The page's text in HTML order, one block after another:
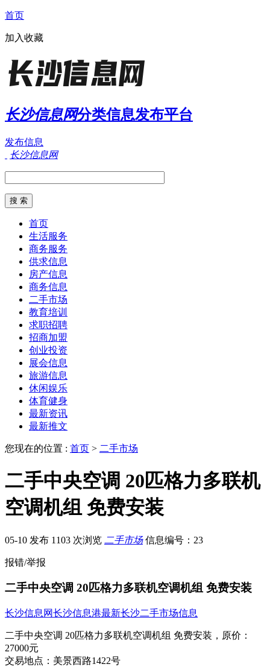
首页
加入收藏
长沙信息网分类信息发布平台
发布信息
长沙信息网
首页
生活服务
商务服务
供求信息
房产信息
商务信息
二手市场
教育培训
求职招聘
招商加盟
创业投资
展会信息
旅游信息
休闲娱乐
体育健身
最新资讯
最新推文
您现在的位置 : 首页 > 二手市场
二手中央空调 20匹格力多联机
空调机组 免费安装
05-10 发布 1103 次浏览 二手市场 信息编号：23
报错/举报
二手中央空调 20匹格力多联机空调机组 免费安装
长沙信息网长沙信息港最新长沙二手市场信息
二手中央空调 20匹格力多联机空调机组 免费安装， 原价：
27000元
交易地点： 美景西路1422号